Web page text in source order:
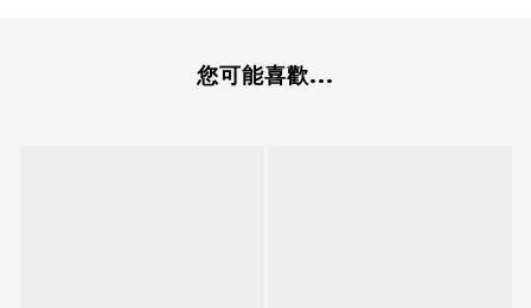
您可能喜歡...